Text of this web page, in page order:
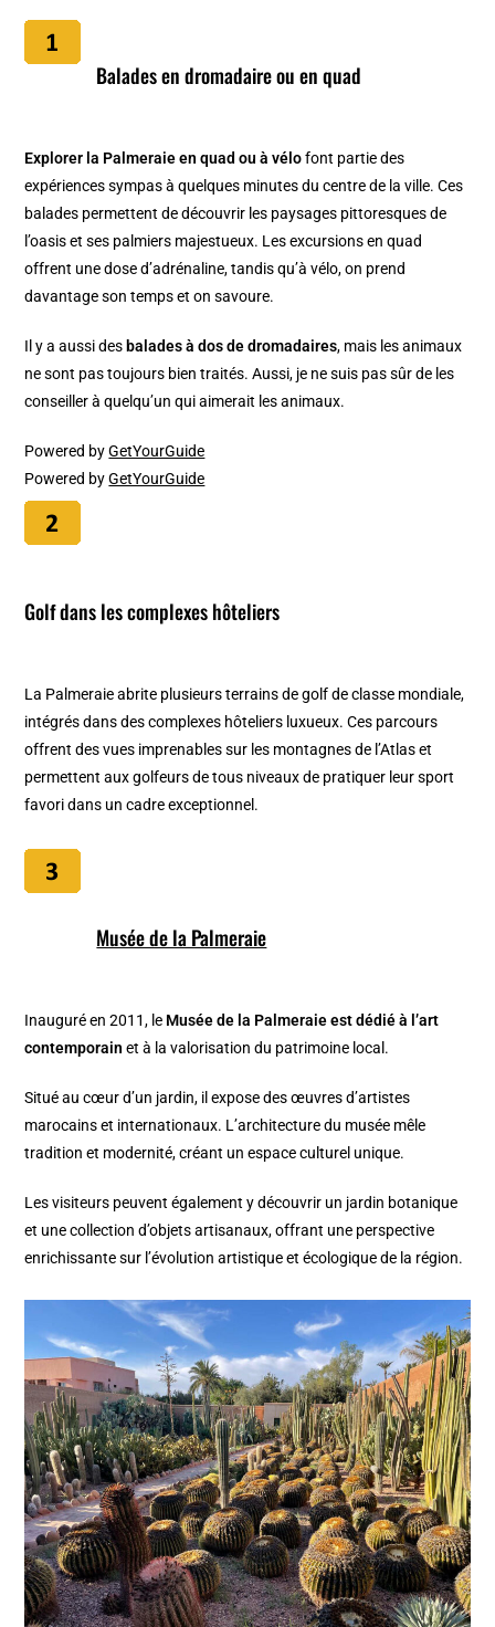
Balades en dromadaire ou en quad
Explorer la Palmeraie en quad ou à vélofont partie des
expériences sympas à quelques minutes du centre de la ville. Ces
balades permettent de découvrir les paysages pittoresques de
l’oasis et ses palmiers majestueux. Les excursions en quad
offrent une dose d’adrénaline, tandis qu’à vélo, on prend
davantage son temps et on savoure.
Il y a aussi des balades à dos de dromadaires, mais les animaux
ne sont pas toujours bien traités. Aussi, je ne suis pas sûr de les
conseiller à quelqu’un qui aimerait les animaux.
Powered byGetYourGuide
Powered byGetYourGuide
Golf dans les complexes hôteliers
La Palmeraie abrite plusieurs terrains de golf de classe mondiale,
intégrés dans des complexes hôteliers luxueux. Ces parcours
offrent des vues imprenables sur les montagnes de l’Atlas et
permettent aux golfeurs de tous niveaux de pratiquer leur sport
favori dans un cadre exceptionnel.
Musée de la Palmeraie
Inauguré en 2011, le Musée de la Palmeraie est dédié à l’art
contemporain et à la valorisation du patrimoine local.
Situé au cœur d’un jardin, il expose des œuvres d’artistes
marocains et internationaux. L’architecture du musée mêle
tradition et modernité, créant un espace culturel unique.
Les visiteurs peuvent également y découvrir un jardin botanique
et une collection d’objets artisanaux, offrant une perspective
enrichissante sur l’évolution artistique et écologique de la région.